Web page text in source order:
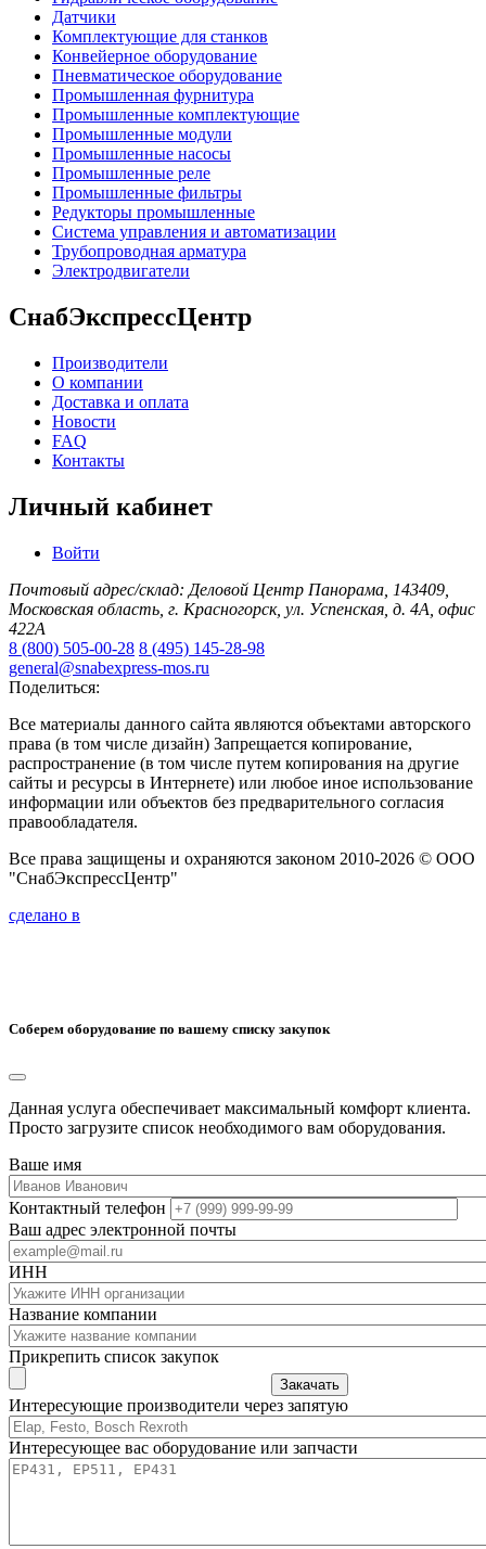
Датчики
Комплектующие для станков
Конвейерное оборудование
Пневматическое оборудование
Промышленная фурнитура
Промышленные комплектующие
Промышленные модули
Промышленные насосы
Промышленные реле
Промышленные фильтры
Редукторы промышленные
Система управления и автоматизации
Трубопроводная арматура
Электродвигатели
СнабЭкспрессЦентр
Производители
О компании
Доставка и оплата
Новости
FAQ
Контакты
Личный кабинет
Войти
Почтовый адрес/склад: Деловой Центр Панорама, 143409,
Московская область, г. Красногорск, ул. Успенская, д. 4А, офис
422А
8 (800) 505-00-28 8 (495) 145-28-98
general@snabexpress-mos.ru
Поделиться:
Все материалы данного сайта являются объектами авторского
права (в том числе дизайн) Запрещается копирование,
распространение (в том числе путем копирования на другие
сайты и ресурсы в Интернете) или любое иное использование
информации или объектов без предварительного согласия
правообладателя.
Все права защищены и охраняются законом 2010-2026 © ООО
"СнабЭкспрессЦентр"
сделано в
Соберем оборудование по вашему списку закупок
Данная услуга обеспечивает максимальный комфорт клиента.
Просто загрузите список необходимого вам оборудования.
Ваше имя
Контактный телефон
Ваш адрес электронной почты
ИНН
Название компании
Прикрепить список закупок
Закачать
Интересующие производители через запятую
Интересующее вас оборудование или запчасти